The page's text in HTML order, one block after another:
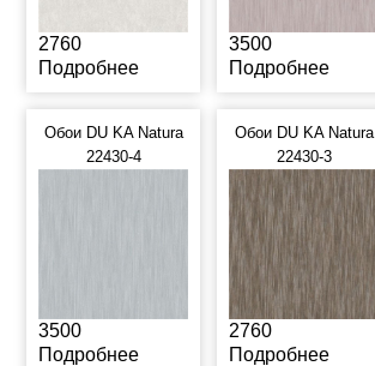
2760
Подробнее
3500
Подробнее
Обои DU KA Natura
22430-4
3500
Подробнее
Обои DU KA Natura
22430-3
2760
Подробнее